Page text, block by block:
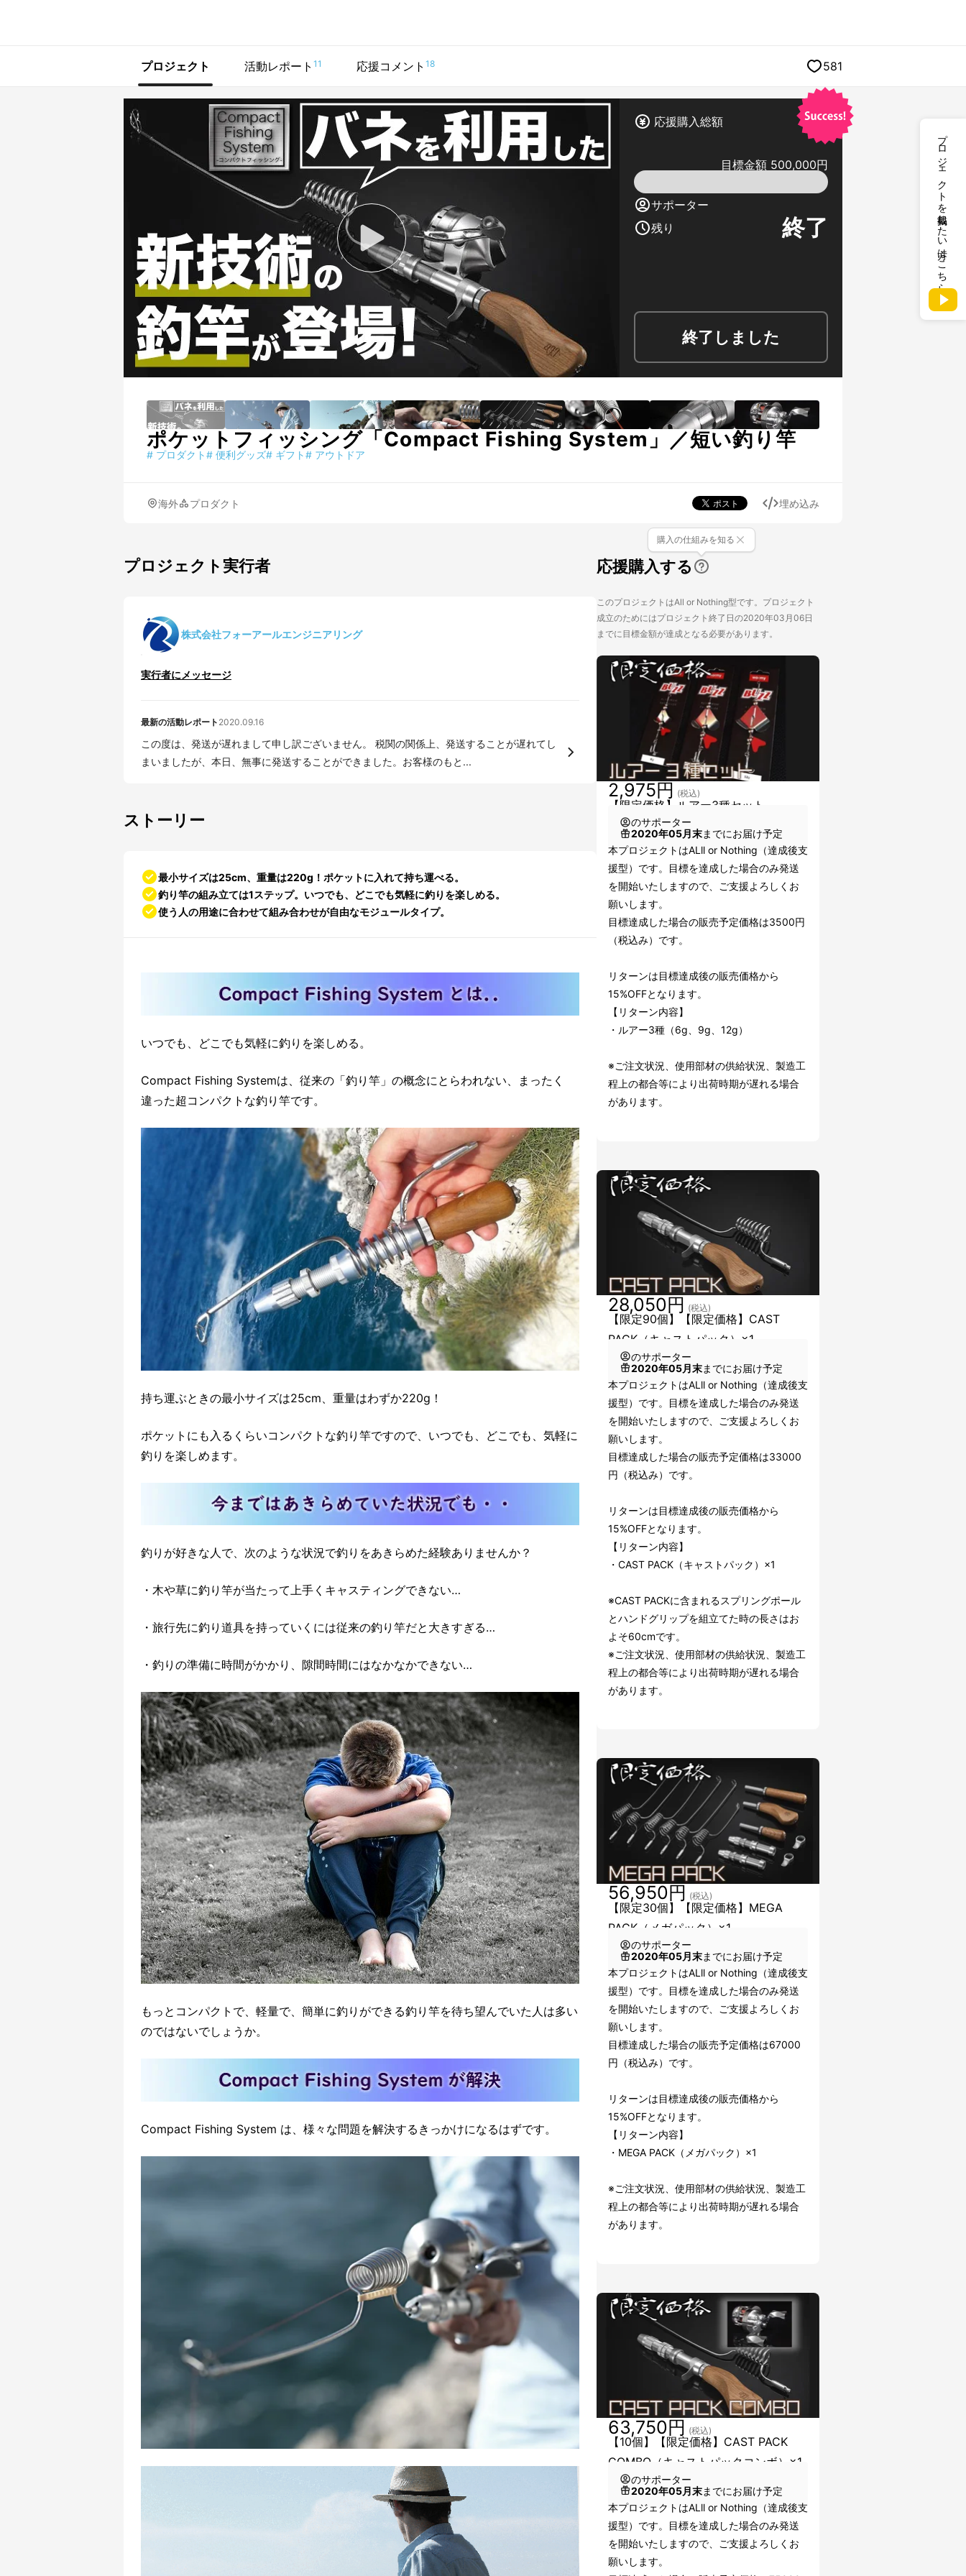
プロジェクトを掲載したい方はこちら
プロジェクト 活動レポート 11 応援コメント 18 581
応援購入総額
目標金額 500,000円
サポーター
残り
終了
終了しました
ポケットフィッシング「Compact Fishing System」／短い釣り竿
# プロダクト# 便利グッズ# ギフト# アウトドア
海外 プロダクト 埋め込み
プロジェクト実行者
株式会社フォーアールエンジニアリング
実行者にメッセージ
最新の活動レポート 2020.09.16
この度は、発送が遅れまして申し訳ございません。 税関の関係上、発送することが遅れてし
まいましたが、本日、無事に発送することができました。お客様のもと...
ストーリー
最小サイズは25cm、重量は220g！ポケットに入れて持ち運べる。
釣り竿の組み立ては1ステップ。いつでも、どこでも気軽に釣りを楽しめる。
使う人の用途に合わせて組み合わせが自由なモジュールタイプ。
いつでも、どこでも気軽に釣りを楽しめる。
Compact Fishing Systemは、従来の「釣り竿」の概念にとらわれない、まったく
違った超コンパクトな釣り竿です。
持ち運ぶときの最小サイズは25cm、重量はわずか220g！
ポケットにも入るくらいコンパクトな釣り竿ですので、いつでも、どこでも、気軽に
釣りを楽しめます。
釣りが好きな人で、次のような状況で釣りをあきらめた経験ありませんか？
・木や草に釣り竿が当たって上手くキャスティングできない…
・旅行先に釣り道具を持っていくには従来の釣り竿だと大きすぎる…
・釣りの準備に時間がかかり、隙間時間にはなかなかできない…
もっとコンパクトで、軽量で、簡単に釣りができる釣り竿を待ち望んでいた人は多い
のではないでしょうか。
Compact Fishing System は、様々な問題を解決するきっかけになるはずです。
応援購入する
購入の仕組みを知る
このプロジェクトはAll or Nothing型です。プロジェクト
成立のためにはプロジェクト終了日の2020年03月06日
までに目標金額が達成となる必要があります。
【限定価格】ルアー3種セット
2,975円 (税込)
のサポーター
2020年05月末までにお届け予定
本プロジェクトはALll or Nothing（達成後支
援型）です。目標を達成した場合のみ発送
を開始いたしますので、ご支援よろしくお
願いします。
目標達成した場合の販売予定価格は3500円
（税込み）です。
リターンは目標達成後の販売価格から
15%OFFとなります。
【リターン内容】
・ルアー3種（6g、9g、12g）
※ご注文状況、使用部材の供給状況、製造工
程上の都合等により出荷時期が遅れる場合
があります。
【限定90個】【限定価格】CAST
PACK（キャストパック）×1
28,050円 (税込)
のサポーター
2020年05月末までにお届け予定
本プロジェクトはALll or Nothing（達成後支
援型）です。目標を達成した場合のみ発送
を開始いたしますので、ご支援よろしくお
願いします。
目標達成した場合の販売予定価格は33000
円（税込み）です。
リターンは目標達成後の販売価格から
15%OFFとなります。
【リターン内容】
・CAST PACK（キャストパック）×1
※CAST PACKに含まれるスプリングポール
とハンドグリップを組立てた時の長さはお
よそ60cmです。
※ご注文状況、使用部材の供給状況、製造工
程上の都合等により出荷時期が遅れる場合
があります。
【限定30個】【限定価格】MEGA
PACK（メガパック）×1
56,950円 (税込)
のサポーター
2020年05月末までにお届け予定
本プロジェクトはALll or Nothing（達成後支
援型）です。目標を達成した場合のみ発送
を開始いたしますので、ご支援よろしくお
願いします。
目標達成した場合の販売予定価格は67000
円（税込み）です。
リターンは目標達成後の販売価格から
15%OFFとなります。
【リターン内容】
・MEGA PACK（メガパック）×1
※ご注文状況、使用部材の供給状況、製造工
程上の都合等により出荷時期が遅れる場合
があります。
【10個】【限定価格】CAST PACK
COMBO（キャストパックコンボ）×1
63,750円 (税込)
のサポーター
2020年05月末までにお届け予定
本プロジェクトはALll or Nothing（達成後支
援型）です。目標を達成した場合のみ発送
を開始いたしますので、ご支援よろしくお
願いします。